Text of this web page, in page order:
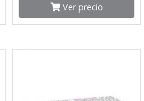
Ver precio